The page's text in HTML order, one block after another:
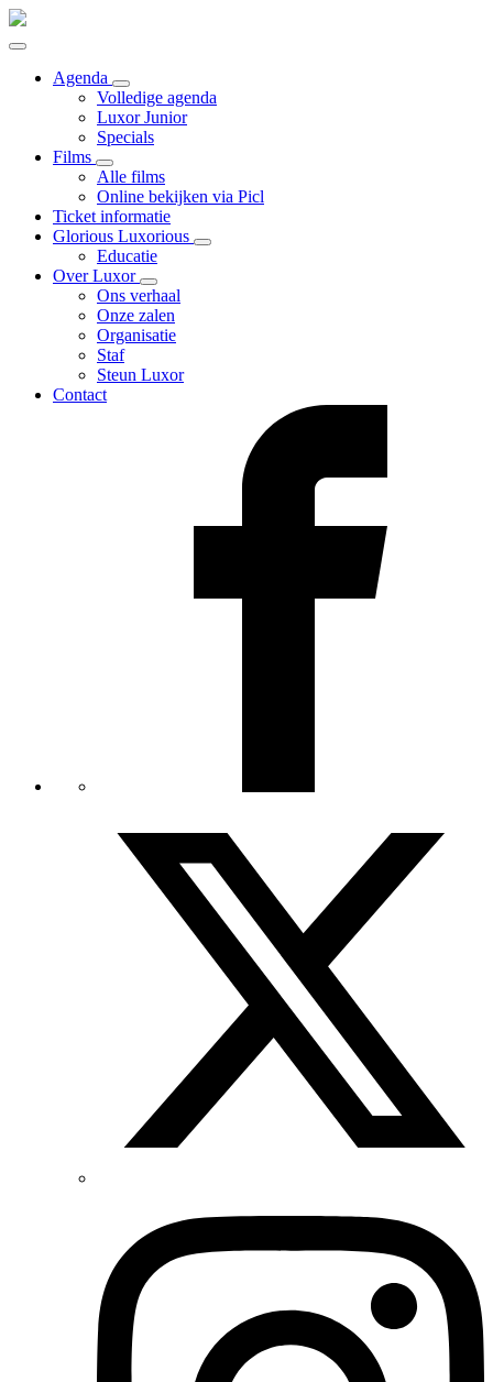
Agenda
Volledige agenda
Luxor Junior
Specials
Films
Alle films
Online bekijken via Picl
Ticket informatie
Glorious Luxorious
Educatie
Over Luxor
Ons verhaal
Onze zalen
Organisatie
Staf
Steun Luxor
Contact